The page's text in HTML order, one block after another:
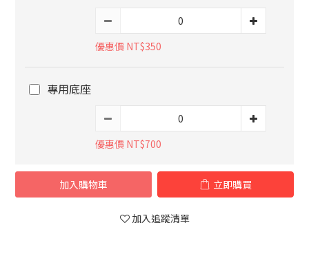
優惠價 NT$350
專用底座
優惠價 NT$700
加入購物車 立即購買
加入追蹤清單